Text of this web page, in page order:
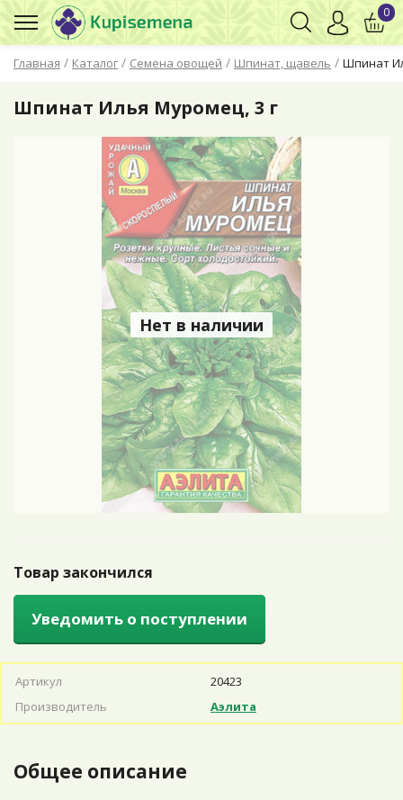
Главная / Каталог / Семена овощей / Шпинат, щавель / Шпинат
0
Шпинат Илья Муромец, 3 г
Нет в наличии
Товар закончился
Уведомить о поступлении
Артикул
20423
Производитель
Аэлита
Общее описание